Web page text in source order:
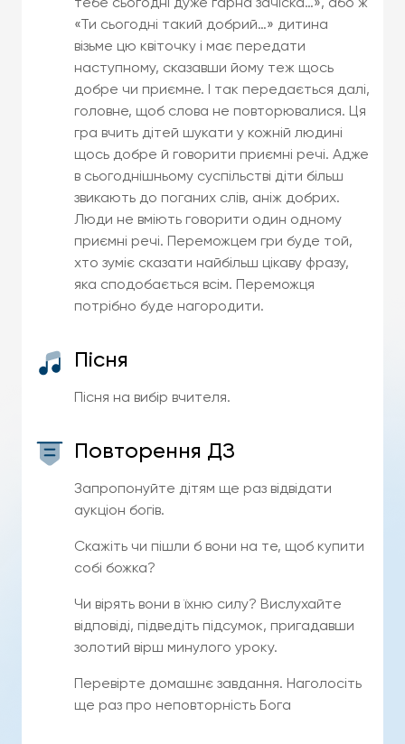
тебе сьогодні дуже гарна зачіска…», або ж
«Ти сьогодні такий добрий…» дитина
візьме цю квіточку і має передати
наступному, сказавши йому теж щось
добре чи приємне. І так передається далі,
головне, щоб слова не повторювалися. Ця
гра вчить дітей шукати у кожній людині
щось добре й говорити приємні речі. Адже
в сьогоднішньому суспільстві діти більш
звикають до поганих слів, аніж добрих.
Люди не вміють говорити один одному
приємні речі. Переможцем гри буде той,
хто зуміє сказати найбільш цікаву фразу,
яка сподобається всім. Переможця
потрібно буде нагородити.
Пісня
Пісня на вибір вчителя.
Повторення ДЗ
Запропонуйте дітям ще раз відвідати
аукціон богів.
Скажіть чи пішли б вони на те, щоб купити
собі божка?
Чи вірять вони в їхню силу? Вислухайте
відповіді, підведіть підсумок, пригадавши
золотий вірш минулого уроку.
Перевірте домашнє завдання. Наголосіть
ще раз про неповторність Бога